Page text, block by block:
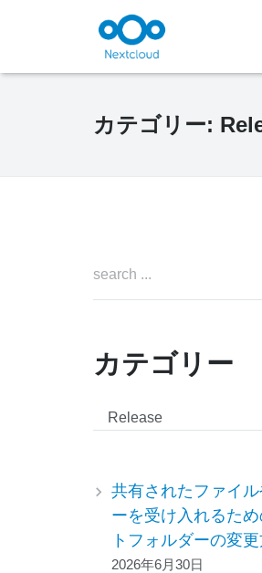
カテゴリー:
カテゴリー
リ 共有されたファイ
ーを受け入れるた
トフォルダーの変
2026年6月30日